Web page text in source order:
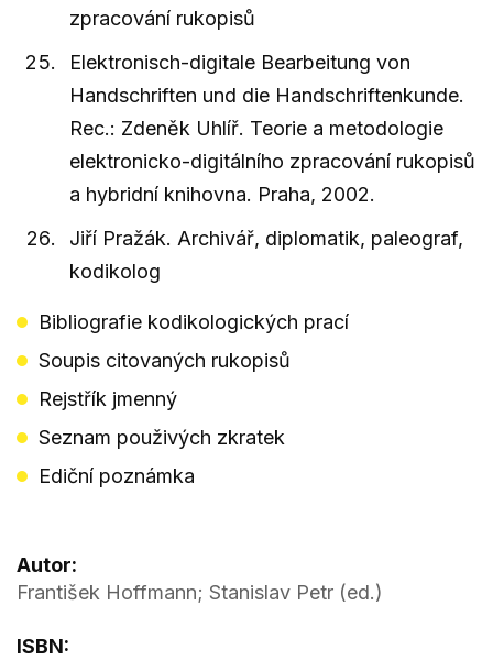
zpracování rukopisů
Elektronisch-digitale Bearbeitung von
Handschriften und die Handschriftenkunde.
Rec.: Zdeněk Uhlíř. Teorie a metodologie
elektronicko-digitálního zpracování rukopisů
a hybridní knihovna. Praha, 2002.
Jiří Pražák. Archivář, diplomatik, paleograf,
kodikolog
Bibliografie kodikologických prací
Soupis citovaných rukopisů
Rejstřík jmenný
Seznam použivých zkratek
Ediční poznámka
Autor:
František Hoffmann; Stanislav Petr (ed.)
ISBN: